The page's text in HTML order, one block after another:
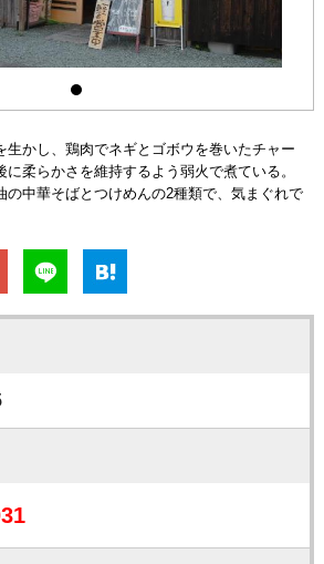
生かし、鶏肉でネギとゴボウを巻いたチャー
柔らかさを維持するよう弱火で煮ている。
の中華そばとつけめんの2種類で、気まぐれで